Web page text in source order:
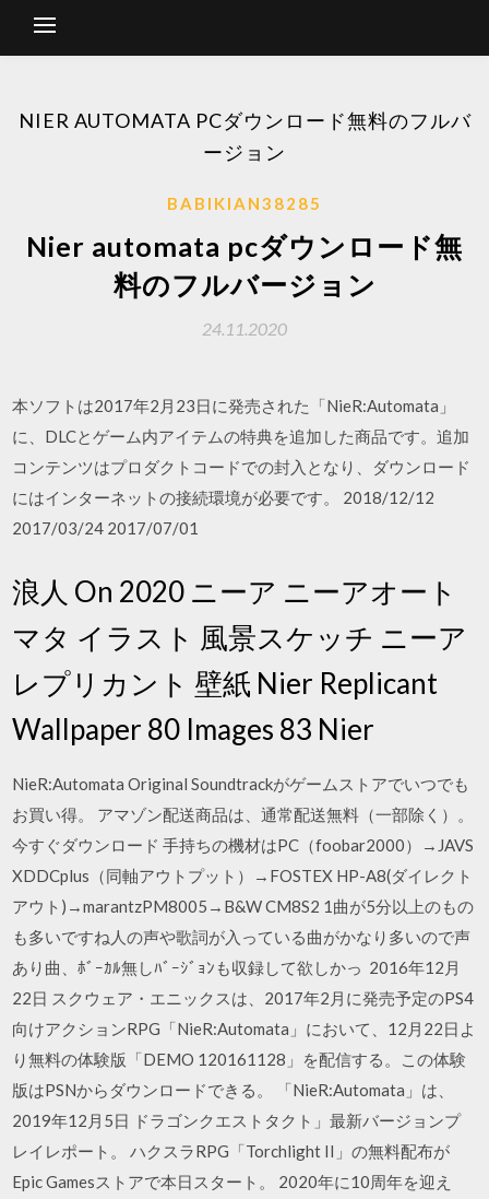
NIER AUTOMATA PCダウンロード無料のフルバ
ージョン
BABIKIAN38285
Nier automata pcダウンロード無
料のフルバージョン
24.11.2020
本ソフトは2017年2月23日に発売された「NieR:Automata」
に、DLCとゲーム内アイテムの特典を追加した商品です。追加
コンテンツはプロダクトコードでの封入となり、ダウンロード
にはインターネットの接続環境が必要です。 2018/12/12
2017/03/24 2017/07/01
浪人 On 2020 ニーア ニーアオート
マタ イラスト 風景スケッチ ニーア
レプリカント 壁紙 Nier Replicant
Wallpaper 80 Images 83 Nier
NieR:Automata Original Soundtrackがゲームストアでいつでも
お買い得。 アマゾン配送商品は、通常配送無料（一部除く）。
今すぐダウンロード 手持ちの機材はPC（foobar2000）→JAVS
XDDCplus（同軸アウトプット）→FOSTEX HP-A8(ダイレクト
アウト)→marantzPM8005→B&W CM8S2 1曲が5分以上のもの
も多いですね人の声や歌詞が入っている曲がかなり多いので声
あり曲、ﾎﾞｰｶﾙ無しﾊﾞｰｼﾞｮﾝも収録して欲しかっ 2016年12月
22日 スクウェア・エニックスは、2017年2月に発売予定のPS4
向けアクションRPG「NieR:Automata」において、12月22日よ
り無料の体験版「DEMO 120161128」を配信する。この体験
版はPSNからダウンロードできる。 「NieR:Automata」は、
2019年12月5日 ドラゴンクエストタクト」最新バージョンプ
レイレポート。 ハクスラRPG「Torchlight II」の無料配布が
Epic Gamesストアで本日スタート。 2020年に10周年を迎え